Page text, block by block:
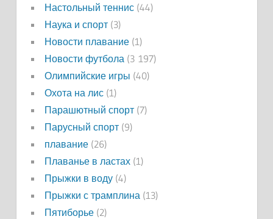
Настольный теннис(44)
Наука и спорт(3)
Новости плавание(1)
Новости футбола (3 197)
Олимпийские игры (40)
Охота на лис(1)
Парашютный спорт(7)
Парусный спорт(9)
плавание(26)
Плаванье в ластах(1)
Прыжки в воду(4)
Прыжки с трамплина (13)
Пятиборье(2)